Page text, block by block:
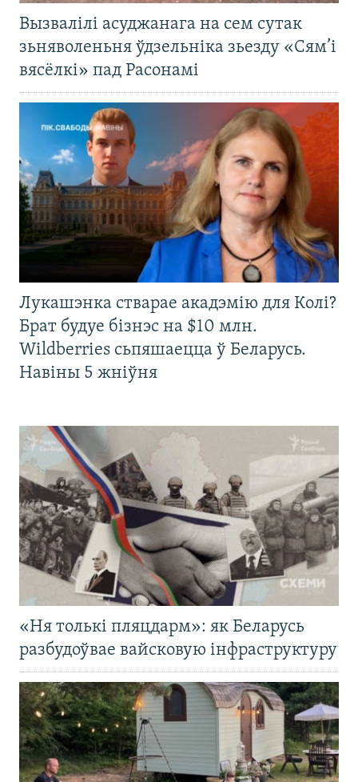
Вызвалілі асуджанага на сем сутак
зьняволеньня ўдзельніка зьезду «Сям’і
вясёлкі» пад Расонамі
Лукашэнка стварае акадэмію для Колі?
Брат будуе бізнэс на $10 млн.
Wildberries сьпяшаецца ў Беларусь.
Навіны 5 жніўня
«Ня толькі пляцдарм»: як Беларусь
разбудоўвае вайсковую інфраструктуру